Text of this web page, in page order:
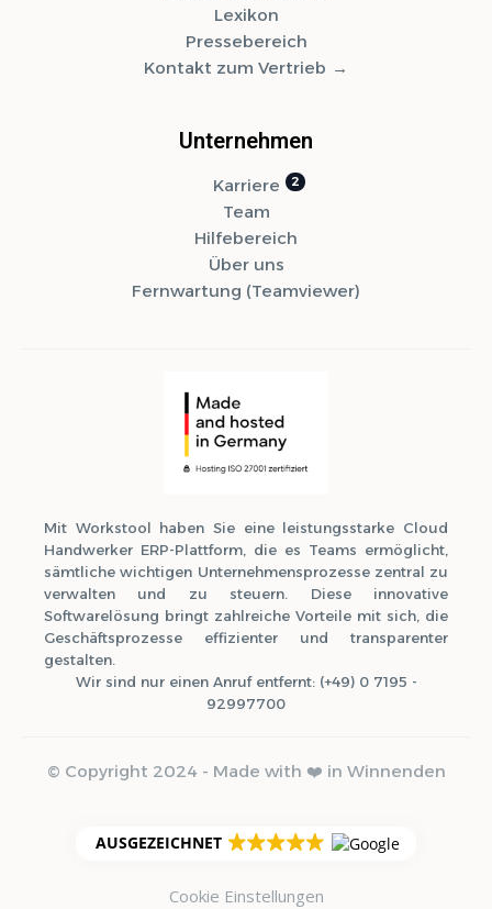
Lexikon
Pressebereich
Kontakt zum Vertrieb
Unternehmen
Karriere
Team
Hilfebereich
Über uns
Fernwartung (Teamviewer)
Mit Workstool haben Sie eine leistungsstarke Cloud
Handwerker ERP-Plattform, die es Teams ermöglicht,
sämtliche wichtigen Unternehmensprozesse zentral zu
verwalten und zu steuern. Diese innovative
Softwarelösung bringt zahlreiche Vorteile mit sich, die
Geschäftsprozesse effizienter und transparenter
gestalten.
Wir sind nur einen Anruf entfernt: (+49) 0 7195 -
92997700
© Copyright 2024 - Made with ❤️ in Winnenden
AUSGEZEICHNET
Cookie Einstellungen